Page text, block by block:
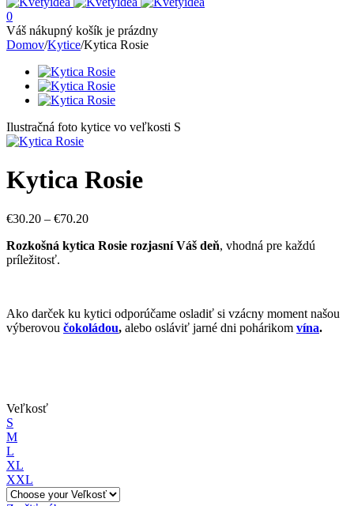
0
Váš nákupný košík je prázdny
Domov/Kytice/Kytica Rosie
Ilustračná foto kytice vo veľkosti S
Kytica Rosie
€30.20 – €70.20
Rozkošná kytica Rosie rozjasní Váš deň, vhodná pre každú
príležitosť.
Ako darček ku kytici odporúčame osladiť si vzácny moment našou
výberovou čokoládou, alebo osláviť jarné dni pohárikom vína.
Veľkosť
S
M
L
XL
XXL